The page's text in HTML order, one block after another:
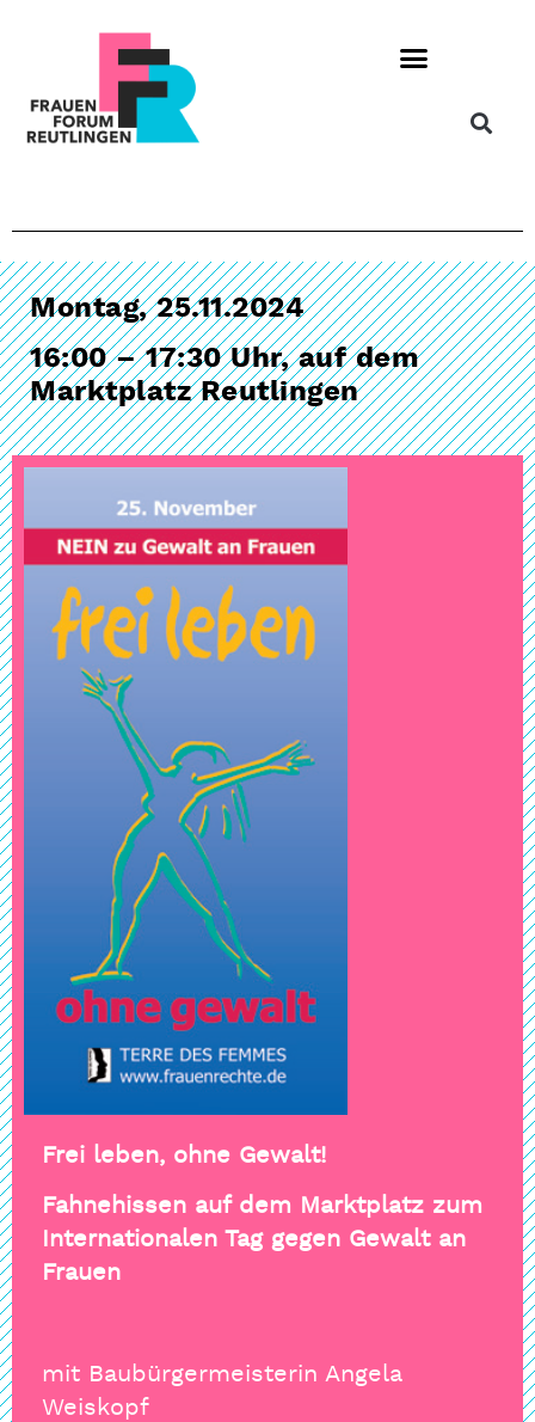
Montag, 25.11.2024
16:00 – 17:30 Uhr, auf dem
Marktplatz Reutlingen
Frei leben, ohne Gewalt!
Fahnehissen auf dem Marktplatz zum
Internationalen Tag gegen Gewalt an
Frauen
mit Baubürgermeisterin Angela
Weiskopf